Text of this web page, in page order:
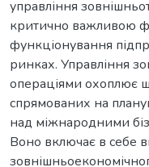
управління
критично важливою
функціонування
ринках. Управління
операціями охоплює
спрямованих на
над міжнародними
Воно включає в себе